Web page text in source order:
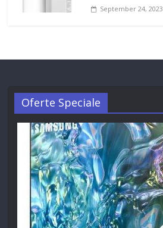
September 24, 2023
Oferte Speciale